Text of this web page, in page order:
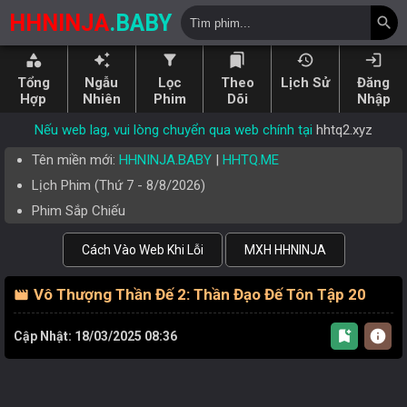
HHNINJA.BABY search
category
Tổng
Hợp
auto_awesome
Ngẫu
Nhiên
filter_alt
Lọc
Phim
bookmarks
Theo
Dõi
history
Lịch Sử
login
Đăng
Nhập
Nếu web lag, vui lòng chuyển qua web chính tại hhtq2.xyz
Tên miền mới: HHNINJA.BABY | HHTQ.ME
Lịch Phim (Thứ 7 - 8/8/2026)
Phim Sắp Chiếu
Cách Vào Web Khi Lỗi MXH HHNINJA
movie Vô Thượng Thần Đế 2: Thần Đạo Đế Tôn Tập 20
Cập Nhật: 18/03/2025 08:36 bookmark_add info